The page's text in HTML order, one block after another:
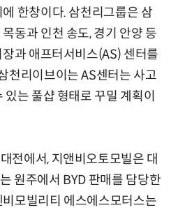
한창이다. 삼천리그룹은 삼
동과 인천 송도, 경기 안양 등
과 애프터서비스(AS) 센터를
천리이브이는 AS센터는 사고
는 풀샵 형태로 꾸밀 계획이
전에서, 지앤비오토모빌은 대
원주에서 BYD 판매를 담당한
모빌리티 에스에스모터스는